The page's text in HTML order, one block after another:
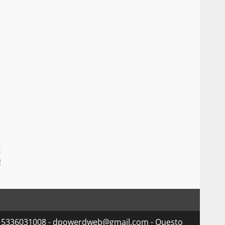
- dpowerdweb@gmail.com - Questo